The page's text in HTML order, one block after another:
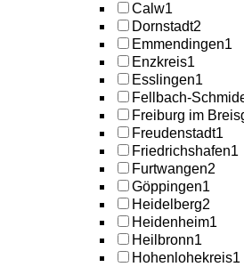
Calw1
Dornstadt2
Emmendingen1
Enzkreis1
Esslingen1
Fellbach-
Freiburg im
Freudenstadt1
Friedrichshafen1
Furtwangen2
Göppingen1
Heidelberg2
Heidenheim1
Heilbronn1
Hohenlohekreis1